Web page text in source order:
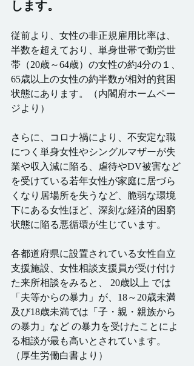
します。
従前より、女性の非正規雇用比率は、
半数を超えており、単身世帯で勤労世
帯（20歳～64歳）の女性の約4分の１、
65歳以上の女性の約半数が相対的貧困
状態にあります。（内閣府ホームペー
ジより）
さらに、コロナ禍により、不安定な職
につく単身女性やシングルマザーが失
業や収入減に陥る、虐待やDV被害など
を受けている若年女性が家庭に居づら
くなり居場所を失うなど、脆弱な環境
下にある女性ほど、深刻な経済的困窮
状態に陥る悪循環が生じています。
各都道府県に設置されている女性自立
支援施設、女性相談支援員が受け付け
た来所相談をみると、 20歳以上 では
「夫等からの暴力」が、18～20歳未満
及び18歳未満では「子・親・親族から
の暴力」など の暴力を受けたことによ
る相談が最も高いとされています。
（厚生労働白書より）